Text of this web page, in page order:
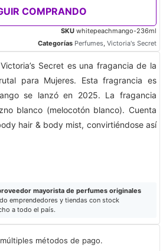
COMPRANDO
SKU whitepeachmango-236ml
Categorías Perfumes, Victoria's Secret
Secret es una fragancia de la
para Mujeres. Esta fragrancia es
se lanzó en 2025. La fragancia
blanco (melocotón blanco). Cuenta
hair & body mist, convirtiéndose así
mayorista de perfumes originales
emprendedores y tiendas con stock
a todo el país.
métodos de pago.